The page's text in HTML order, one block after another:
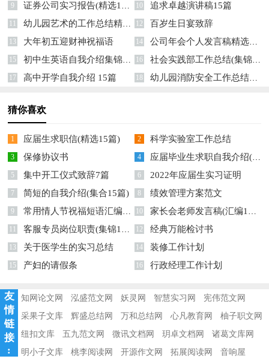
9 证券公司实习报告(精选15篇) 10 追求卓越演讲稿15篇
11 幼儿园艺术的工作总结精选15篇 12 百岁生日宴致辞
13 大年初五迎财神祝福语 14 公司年会个人发言稿精选15篇
15 初中生英语自我介绍集锦12篇 16 社会实践部工作总结(集锦15篇)
17 高中开学自我介绍 15篇 18 幼儿园消防安全工作总结精选14篇
猜你喜欢
1 应届生求职信(精选15篇) 2 科学实验室工作总结
3 保修协议书 4 应届毕业生求职自我介绍(汇编15篇)
5 集中开工仪式致辞7篇 6 2022年应届生实习证明
7 简短的自我介绍(集合15篇) 8 绩效管理方案范文
9 常用情人节祝福短语汇编77句 10 家长会老师发言稿(汇编15篇)
11 客服专员岗位职责(集锦15篇) 12 经典万能检讨书
13 关于医学生的实习总结 14 装修工作计划
15 产妇的请假条 16 行政经理工作计划
友
情
链
接
:
知网论文网 泓盛范文网 妖灵网 智慧实习网
宪伟范文网
采果子文库
辉盛总结网 万和总结网 心凡教育网
柚子职文网
纽扣文库
五九范文网 微讯文档网 玥卓文档网
诸葛文库网
明小子文库
桃李阅读网 开源作文网 拓展阅读网 音响屋